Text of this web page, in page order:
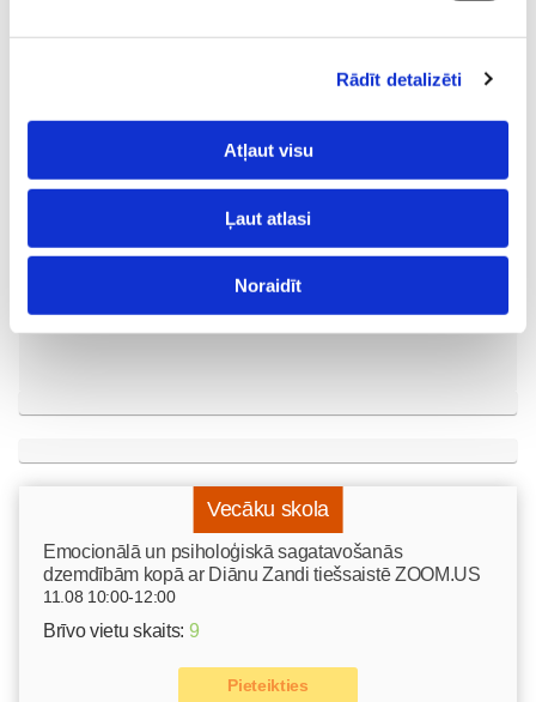
Rādīt detalizēti
Atļaut visu
Ļaut atlasi
Noraidīt
piedzīvojums visai
ģimenei kinoteātros no
29. maija
Pirmsskola
Vecāku skola
Emocionālā un psiholoģiskā sagatavošanās
dzemdībām kopā ar Diānu Zandi tiešsaistē ZOOM.US
11.08 10:00-12:00
Brīvo vietu skaits: 9
Pieteikties